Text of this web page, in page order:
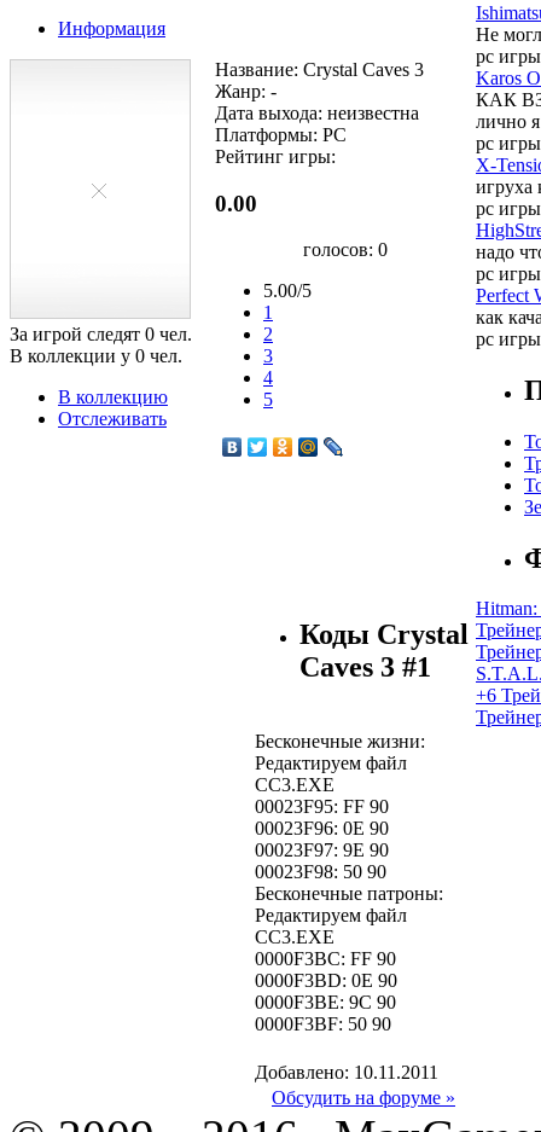
Информация
За игрой следят 0 чел.
В коллекции у 0 чел.
В коллекцию
Отслеживать
Название: Crystal Caves 3
Жанр: -
Дата выхода: неизвестна
Платформы: PC
Рейтинг игры:
0.00
голосов: 0
5.00/5
1
2
3
4
5
Коды Crystal
Caves 3 #1
Бесконечные жизни:
Редактируем файл
CC3.EXE
00023F95: FF 90
00023F96: 0E 90
00023F97: 9E 90
00023F98: 50 90
Бесконечные патроны:
Редактируем файл
CC3.EXE
0000F3BC: FF 90
0000F3BD: 0E 90
0000F3BE: 9C 90
0000F3BF: 50 90
Добавлено: 10.11.2011
Обсудить на форуме »
Не
pc игры
Karos
КАК
лично
pc игры
X-
игруха
pc игры
надо
pc игры
Perfect
как
pc игры
+6